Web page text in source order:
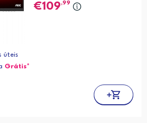
109,99
úteis
Grátis*